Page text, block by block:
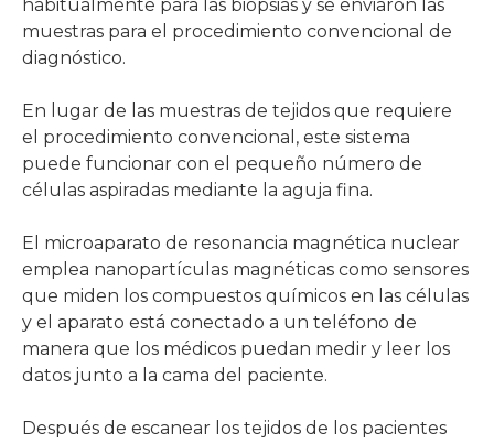
habitualmente para las biopsias y se enviaron las
muestras para el procedimiento convencional de
diagnóstico.
En lugar de las muestras de tejidos que requiere
el procedimiento convencional, este sistema
puede funcionar con el pequeño número de
células aspiradas mediante la aguja fina.
El microaparato de resonancia magnética nuclear
emplea nanopartículas magnéticas como sensores
que miden los compuestos químicos en las células
y el aparato está conectado a un teléfono de
manera que los médicos puedan medir y leer los
datos junto a la cama del paciente.
Después de escanear los tejidos de los pacientes